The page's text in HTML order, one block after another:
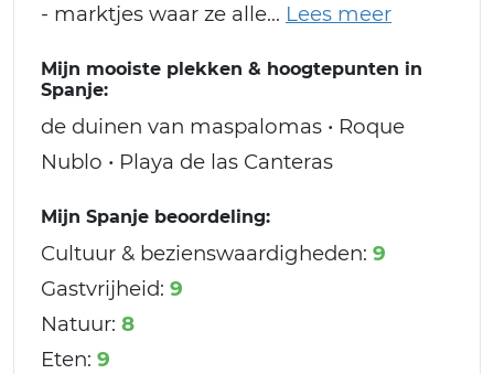
- marktjes waar ze alle
Mijn mooiste plekken & hoogtepunten in
Spanje:
de duinen van maspalomas • Roque
Nublo • Playa de las Canteras
Mijn Spanje beoordeling:
Cultuur & bezienswaardigheden: 9
Gastvrijheid: 9
Natuur: 8
Eten: 9